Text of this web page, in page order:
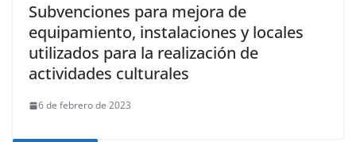
Subvenciones para mejora de
equipamiento, instalaciones y locales
utilizados para la realización de
actividades culturales
6 de febrero de 2023